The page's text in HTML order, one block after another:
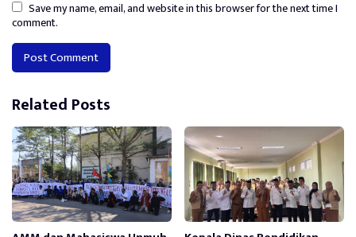
Save my name, email, and website in this browser for the next time I
comment.
Alternative:
Related Posts